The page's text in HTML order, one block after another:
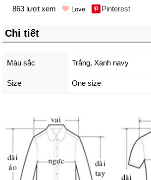
863 lượt xem
Pinterest
Chi tiết
Màu sắc Trắng, Xanh navy
Size One size